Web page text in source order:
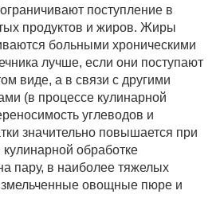
поступление в
продуктов и жиров. Жиры
больными хроническими
лучше, если они поступают
виде, а в связи с другими
(в процессе кулинарной
углеводов и
значительно повышается при
обработке
пару, в наиболее тяжелых
овощные пюре и